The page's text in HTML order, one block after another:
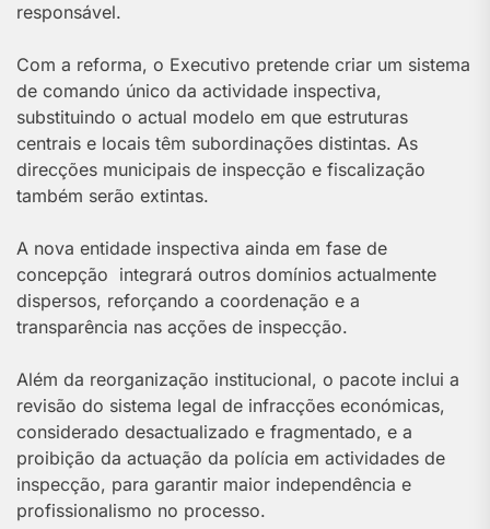
responsável.
Com a reforma, o Executivo pretende criar um sistema
de comando único da actividade inspectiva,
substituindo o actual modelo em que estruturas
centrais e locais têm subordinações distintas. As
direcções municipais de inspecção e fiscalização
também serão extintas.
A nova entidade inspectiva ainda em fase de
concepção integrará outros domínios actualmente
dispersos, reforçando a coordenação e a
transparência nas acções de inspecção.
Além da reorganização institucional, o pacote inclui a
revisão do sistema legal de infracções económicas,
considerado desactualizado e fragmentado, e a
proibição da actuação da polícia em actividades de
inspecção, para garantir maior independência e
profissionalismo no processo.